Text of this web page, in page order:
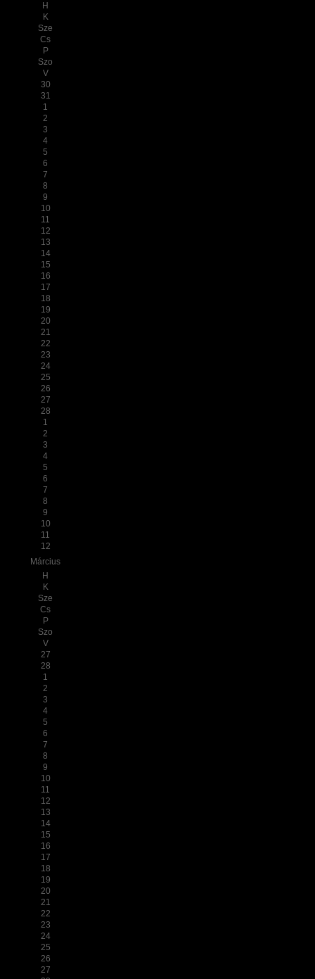
H
K
Sze
Cs
P
Szo
V
30
31
1
2
3
4
5
6
7
8
9
10
11
12
13
14
15
16
17
18
19
20
21
22
23
24
25
26
27
28
1
2
3
4
5
6
7
8
9
10
11
12
Március
H
K
Sze
Cs
P
Szo
V
27
28
1
2
3
4
5
6
7
8
9
10
11
12
13
14
15
16
17
18
19
20
21
22
23
24
25
26
27